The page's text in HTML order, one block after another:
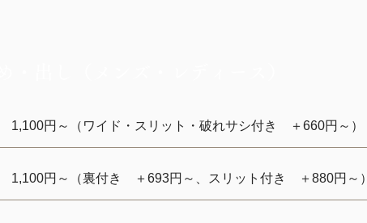
1,100円～（ワイド・スリット・破れサシ付き ＋660円～）
1,100円～（裏付き ＋693円～、スリット付き ＋880円～